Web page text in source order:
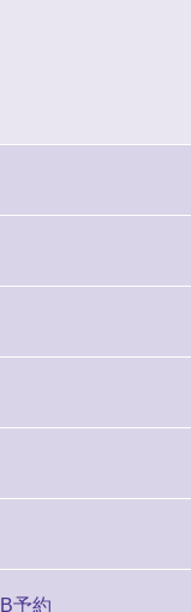
予約